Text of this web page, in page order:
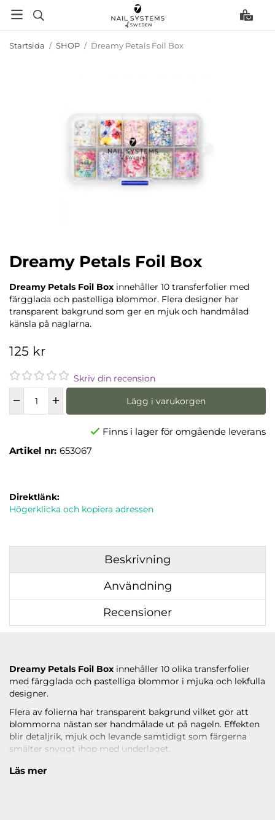
Startsida / SHOP / Dreamy Petals Foil Box
Dreamy Petals Foil Box
Dreamy Petals Foil Box innehåller 10 transferfolier med
färgglada och pastelliga blommor. Flera designer har
transparent bakgrund som ger en mjuk och handmålad
känsla på naglarna.
125 kr
Skriv din recension
Lägg i varukorgen
Finns i lager för omgående leverans
Artikel nr: 653067
Direktlänk:
Högerklicka och kopiera adressen
Beskrivning
Användning
Recensioner
Dreamy Petals Foil Box innehåller 10 olika transferfolier
med färgglada och pastelliga blommor i mjuka och lekfulla
designer.
Flera av folierna har transparent bakgrund vilket gör att
blommorna nästan ser handmålade ut på nageln. Effekten
blir detaljrik, mjuk och levande samtidigt som färgerna
smälter snyggt ihop med underlaget.
Boxen innehåller allt från små romantiska blommor till
Läs mer